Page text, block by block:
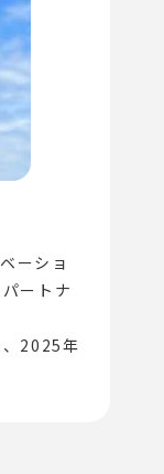
ーショ
ートナ
、2025年